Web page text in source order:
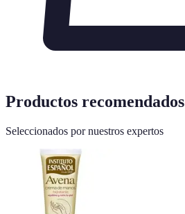
Productos recomendados
Seleccionados por nuestros expertos